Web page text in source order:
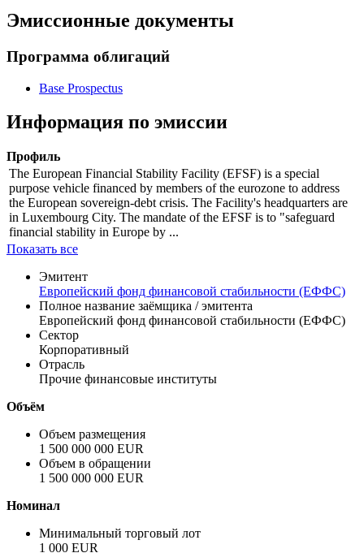
Цена
% от номинала
Программа облигаций
Информация по эмиссии
Профиль
The European Financial Stability Facility (EFSF) is a special
purpose vehicle financed by members of the eurozone to address
the European sovereign-debt crisis. The Facility's headquarters are
in Luxembourg City. The mandate of the EFSF is to "safeguard
financial stability in Europe by ...
Показать все
Эмитент
Европейский фонд финансовой стабильности (ЕФФС)
Полное название заёмщика / эмитента
Европейский фонд финансовой стабильности (ЕФФС)
Корпоративный
Прочие финансовые институты
Объём
1 500 000 000 EUR
1 500 000 000 EUR